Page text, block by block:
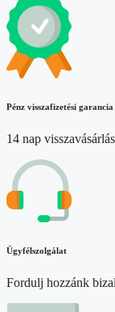
Pénz visszafizetési garancia
14 nap
Ügyfélszolgálat
Fordulj hozzánk